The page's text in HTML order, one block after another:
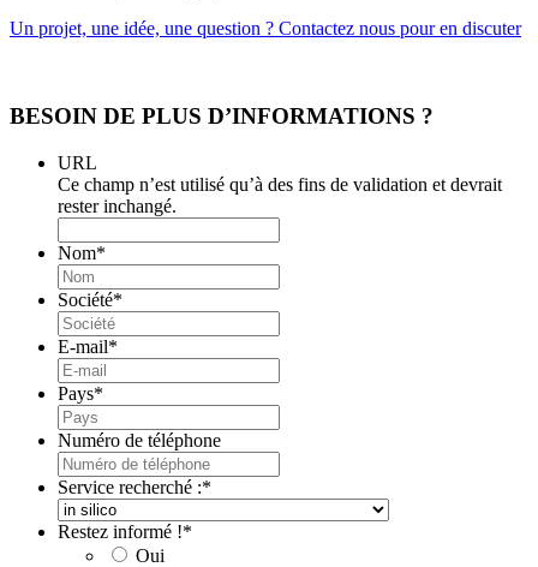
Un projet, une idée, une question ? Contactez nous pour en discuter
BESOIN DE PLUS D’INFORMATIONS ?
URL
Ce champ n’est utilisé qu’à des fins de validation et devrait
rester inchangé.
Nom*
Société*
E-mail*
Pays*
Numéro de téléphone
Service recherché :*
Restez informé !*
Oui